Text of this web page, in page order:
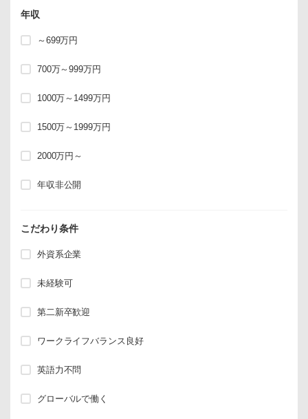
年収
～699万円
700万～999万円
1000万～1499万円
1500万～1999万円
2000万円～
年収非公開
こだわり条件
外資系企業
未経験可
第二新卒歓迎
ワークライフバランス良好
英語力不問
グローバルで働く